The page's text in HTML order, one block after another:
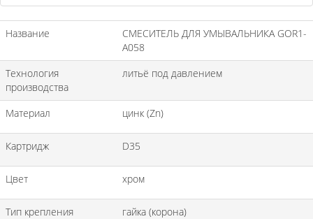
Название
СМЕСИТЕЛЬ ДЛЯ УМЫВАЛЬНИКА GOR1-
A058
Технология
производства
литьё под давлением
Материал цинк (Zn)
Картридж D35
Цвет хром
Тип крепления гайка (корона)